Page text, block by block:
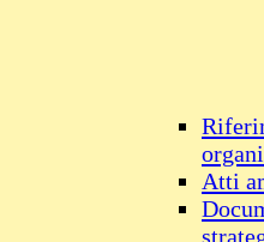
Atti